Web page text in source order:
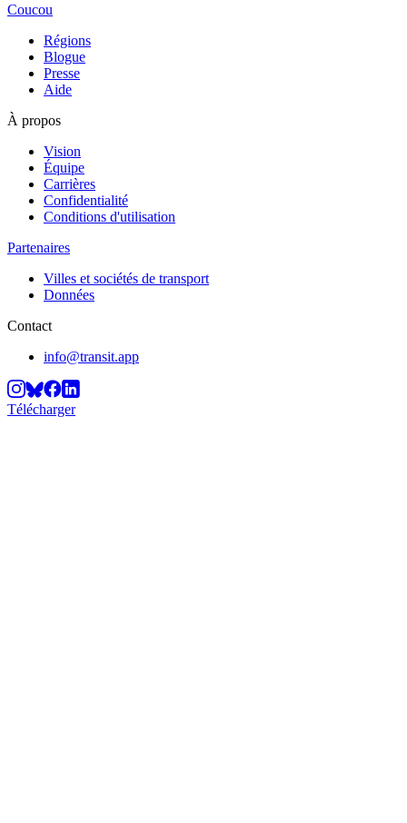
Coucou
Régions
Blogue
Presse
Aide
À propos
Vision
Équipe
Carrières
Confidentialité
Conditions d'utilisation
Partenaires
Villes et sociétés de transport
Données
Contact
info@transit.app
Télécharger